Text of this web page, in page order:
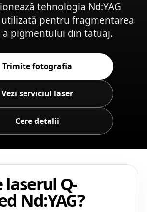
tehnologia Nd:YAG
utilizată pentru fragmentarea
a pigmentului din tatuaj.
Trimite fotografia
Vezi serviciul laser
Cere detalii
laserul Q-
Nd:YAG?